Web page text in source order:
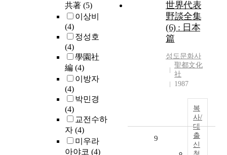
共著 (5)
이상비
(4)
정성호
(4)
學園社
編 (4)
이방자
(4)
박민경
(4)
교전수하
자 (4)
미우라
아야코 (4)
世界代表
野談全集
(6) : 日本
篇
성도문화사
聖都文化
社
1987
복
사/
대
출
신
9